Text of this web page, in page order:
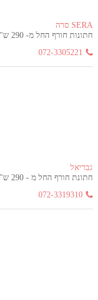
SERA סרה
חתונות חורף החל מ- 290 ש"ח
072-3305221
גבריאל
חתונת חורף החל מ - 290 ש"ח
072-3319310